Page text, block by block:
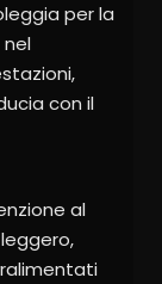
per la
nel
con il
al